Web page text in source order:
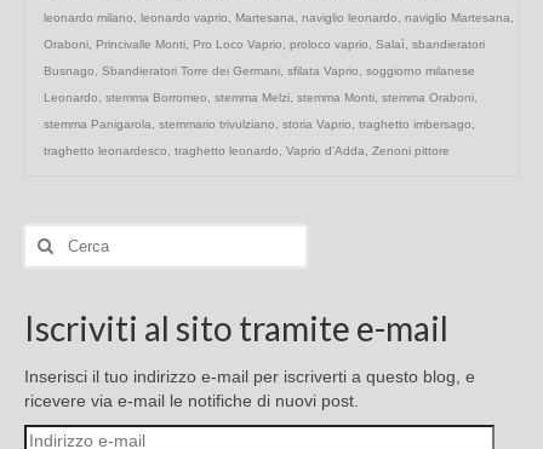
leonardo milano
leonardo vaprio Martesana naviglio leonardo naviglio Martesana
Oraboni
Princivalle Monti Pro Loco Vaprio proloco vaprio Salaì
sbandieratori
Busnago
Sbandieratori Torre dei Germani sfilata Vaprio
soggiorno milanese
Leonardo
stemma Borromeo stemma Melzi stemma Monti stemma Oraboni
stemma Panigarola
stemmario trivulziano storia Vaprio traghetto imbersago
traghetto leonardesco
traghetto leonardo Vaprio d'Adda Zenoni pittore
Cerca:
Iscriviti al sito tramite e-mail
Inserisci il tuo indirizzo e-mail per iscriverti a questo blog, e
ricevere via e-mail le notifiche di nuovi post.
Indirizzo